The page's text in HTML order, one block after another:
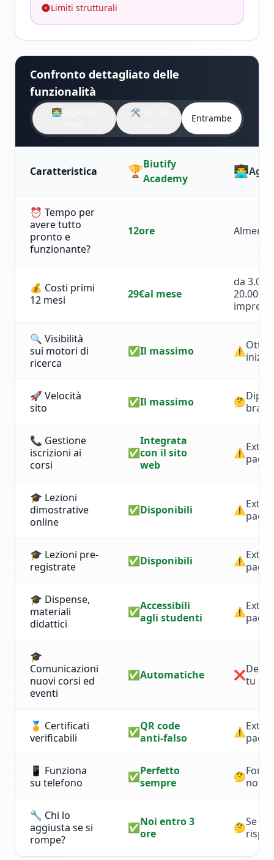
Limiti strutturali
Confronto dettagliato delle
funzionalità
👨‍💻 Agenzia
🛠️ Fai da
Entrambe
Caratteristica 🏆Biutify
Academy
👨‍💻
⏰ Tempo per
avere tutto
pronto e
funzionante?
12ore Almeno
💰 Costi primi
12 mesi
29€al mese
da
20.000€
🔍 Visibilità
sui motori di
ricerca
✅Il massimo ⚠️
🚀 Velocità
sito
✅Il massimo 🤔
📞 Gestione
iscrizioni ai
corsi
✅
Integrata
con il sito
web
⚠️Extra
🎓 Lezioni
dimostrative
online
✅Disponibili ⚠️Extra
🎓 Lezioni pre-
registrate
✅Disponibili ⚠️Extra
🎓 Dispense,
materiali
didattici
✅Accessibili
agli studenti
⚠️Extra
🎓
Comunicazioni
nuovi corsi ed
eventi
✅Automatiche ❌Devi
tu
🏅 Certificati
verificabili
✅QR code
anti-falso
⚠️Extra
📱 Funziona
su telefono
✅Perfetto
sempre
🤔no
🔧 Chi lo
aggiusta se si
rompe?
✅Noi entro 3
ore
🤔Se